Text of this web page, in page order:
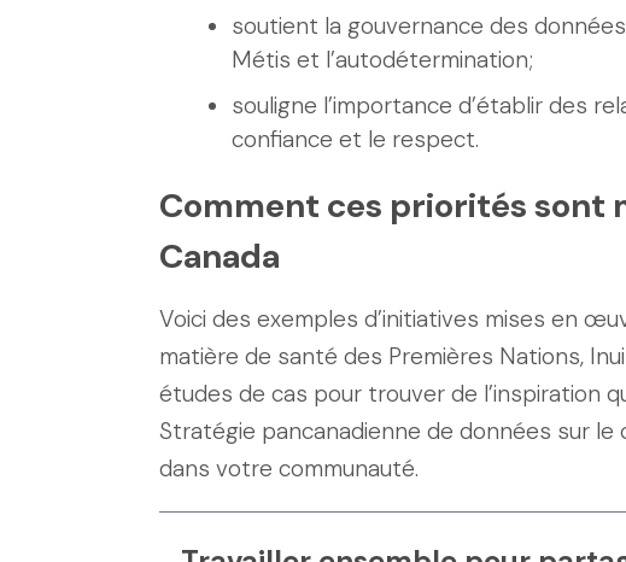
soutient la gouvernance des
Métis et l’autodétermination;
souligne l’importance d’établir des
confiance et le respect.
Comment ces priorités sont
Canada
Voici des exemples d’initiatives mises en
matière de santé des Premières Nations,
études de cas pour trouver de l’inspiration
Stratégie pancanadienne de données sur
dans votre communauté.